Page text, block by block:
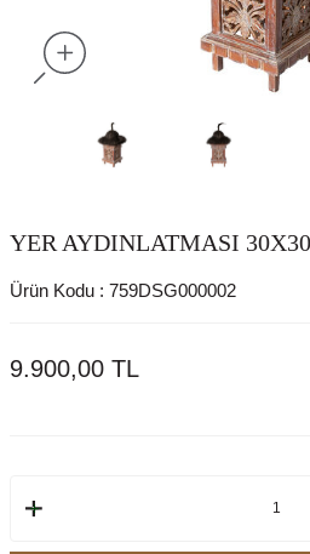
YER AYDINLATMASI
Ürün Kodu : 759DSG000002
9.900,00 TL